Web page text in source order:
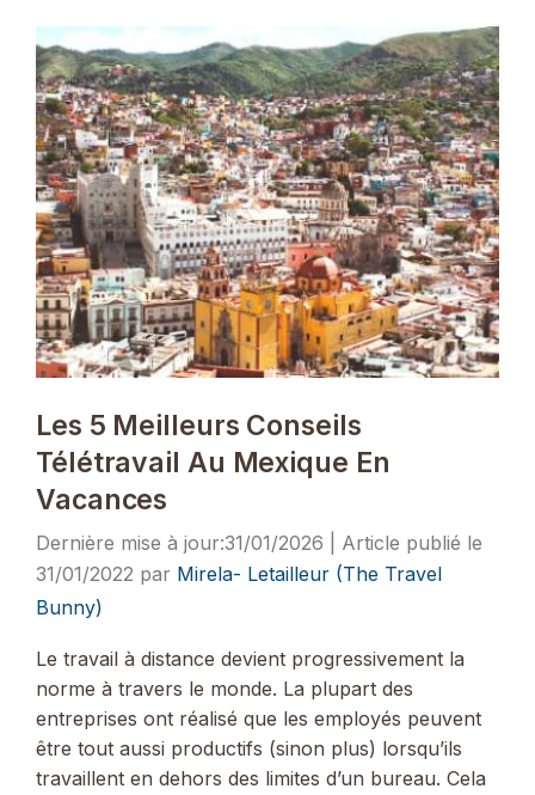
Les 5 Meilleurs Conseils
Télétravail Au Mexique En
Vacances
31/01/2026
31/01/2022 par Mirela- Letailleur (The Travel
Bunny)
Le travail à distance devient progressivement la
norme à travers le monde. La plupart des
entreprises ont réalisé que les employés peuvent
être tout aussi productifs (sinon plus) lorsqu’ils
travaillent en dehors des limites d’un bureau. Cela